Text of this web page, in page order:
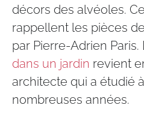
décors des alvéoles.
rappellent les pièces
par Pierre-Adrien Paris.
dans un jardin revient
architecte qui a étudié
nombreuses années.​